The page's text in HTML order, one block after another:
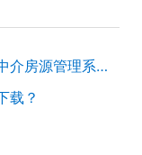
有可以管理厂房仓库的中介房源管理系统软件吗？
载？